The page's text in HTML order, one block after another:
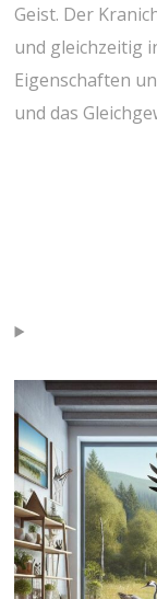
Geist. Der
und gleichzeitig
⁢Eigenschaften
und das